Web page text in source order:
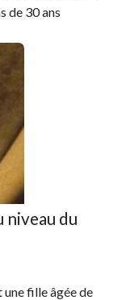
de 30 ans
niveau du
une fille âgée de